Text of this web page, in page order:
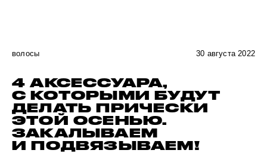
волосы 30 августа 2022
4 АКСЕССУАРА,
С КОТОРЫМИ БУДУТ
ДЕЛАТЬ ПРИЧЕСКИ
ЭТОЙ ОСЕНЬЮ.
ЗАКАЛЫВАЕМ
И ПОДВЯЗЫВАЕМ!